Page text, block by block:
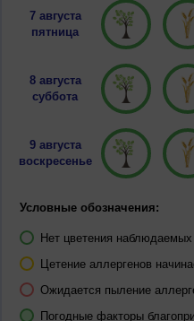
7 августа
пятница
8 августа
суббота
9 августа
воскресенье
Условные обозначения:
Нет цветения
Цетение аллергенов
Ожидается пыление
Погодные факторы